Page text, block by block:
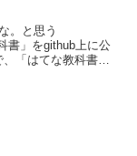
。と思う
書」をgithub上に公
「はてな教科書」